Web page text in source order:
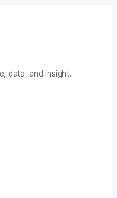
data, and insight.